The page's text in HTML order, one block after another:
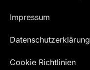
Impressum
Datenschutzerklärung
Cookie Richtlinien